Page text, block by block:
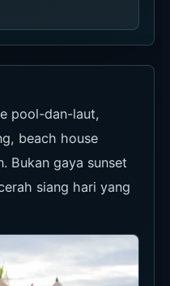
pool-dan-laut,
beach house
Bukan gaya sunset
siang hari yang